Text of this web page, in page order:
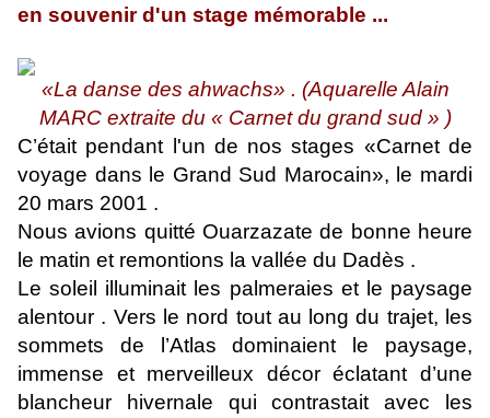
en souvenir d'un stage mémorable ...
«La danse des ahwachs» . (Aquarelle Alain
MARC extraite du « Carnet du grand sud » )
C’était pendant l'un de nos stages «Carnet de
voyage dans le Grand Sud Marocain», le mardi
20 mars 2001 .
Nous avions quitté Ouarzazate de bonne heure
le matin et remontions la vallée du Dadès .
Le soleil illuminait les palmeraies et le paysage
alentour . Vers le nord tout au long du trajet, les
sommets de l’Atlas dominaient le paysage,
immense et merveilleux décor éclatant d’une
blancheur hivernale qui contrastait avec les